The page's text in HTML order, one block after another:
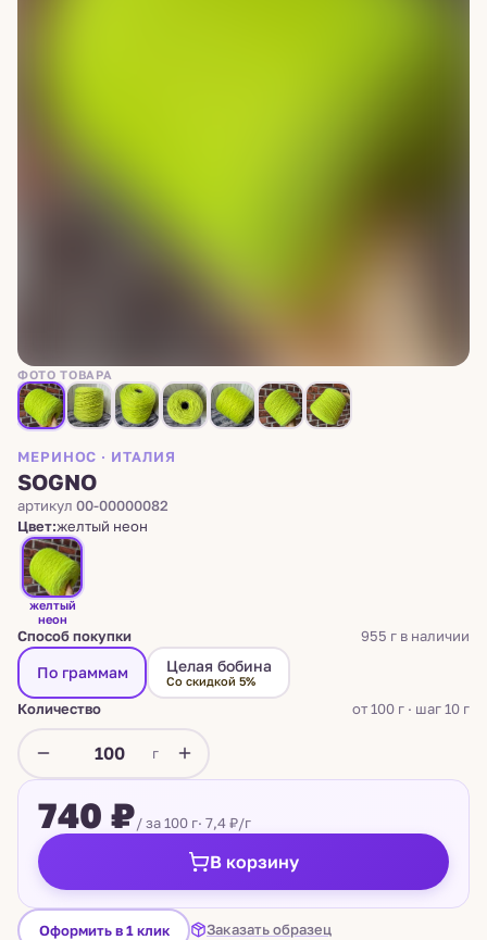
ФОТО ТОВАРА
МЕРИНОС · ИТАЛИЯ
SOGNO
артикул 00-00000082
Цвет:желтый неон
желтый
неон
Способ покупки 955 г в наличии
По граммам Целая бобина
Со скидкой 5%
Количество от 100 г · шаг 10 г
г
740 ₽/ за 100 г· 7,4 ₽/г
В корзину
Оформить в 1 клик Заказать образец